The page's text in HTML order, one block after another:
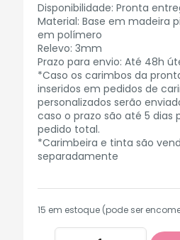
Disponibilidade: Pronta
Material: Base em madeira
em polímero
Relevo: 3mm
Prazo para envio: Até 48h
*Caso os carimbos da
inseridos em pedidos de
personalizados serão
caso o prazo são até 5 dias
pedido total.
*Carimbeira e tinta são
separadamente
15 em estoque (pode ser